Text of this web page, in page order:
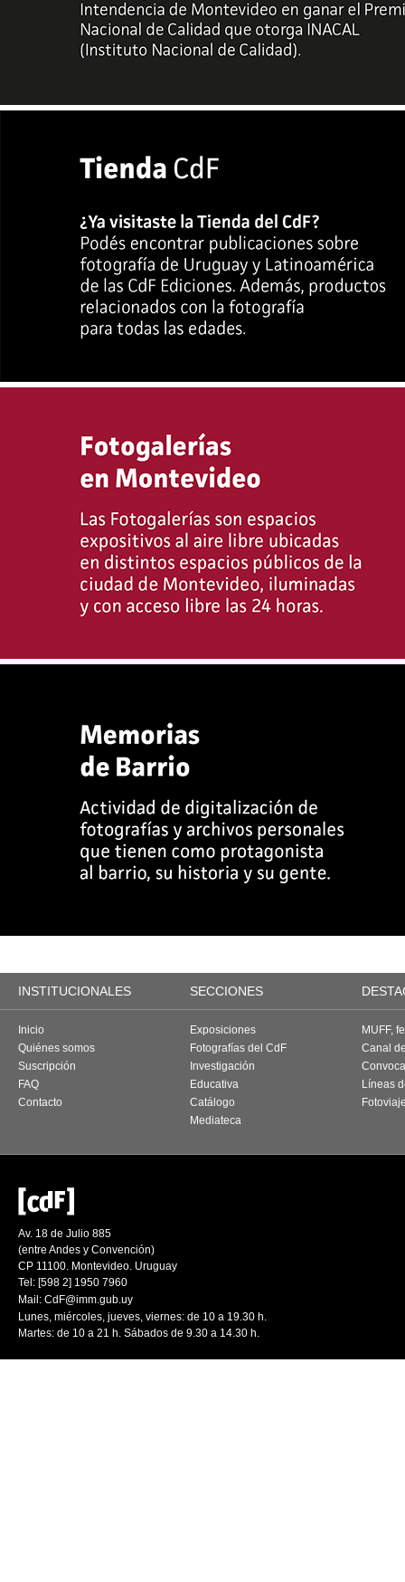
INSTITUCIONALES SECCIONES
Inicio
Quiénes somos
Suscripción
FAQ
Contacto
Exposiciones
Fotografías del CdF
Investigación
Educativa
Catálogo
Mediateca
MUFF,
Canal
Líneas
Av. 18 de Julio 885
(entre Andes y Convención)
CP 11100. Montevideo. Uruguay
Tel: [598 2] 1950 7960
Mail: CdF@imm.gub.uy
Lunes, miércoles, jueves, viernes: de 10 a 19.30 h.
Martes: de 10 a 21 h. Sábados de 9.30 a 14.30 h.